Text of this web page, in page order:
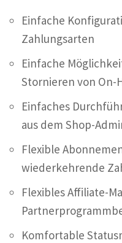
Einfache
Zahlungsarten
Einfache
Stornieren von On-
Einfaches
aus dem Shop-
Flexible
wiederkehrende
Flexibles Affiliate-
Komfortable